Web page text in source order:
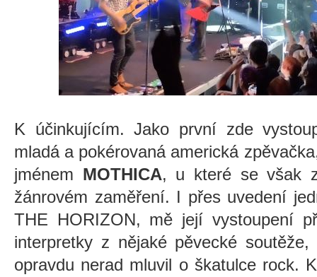
K účinkujícím. Jako první zde
mladá a pokérovaná americká
jménem MOTHICA, u které se však
žánrovém zaměření. I přes uvedení
THE HORIZON, mě její vystoupení
interpretky z nějaké pěvecké
opravdu nerad mluvil o škatulce rock.